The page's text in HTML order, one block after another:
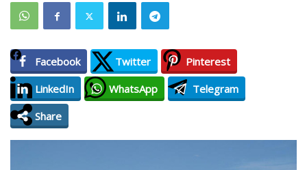
Facebook Twitter
Pinterest
LinkedIn
WhatsApp
Telegram
Share